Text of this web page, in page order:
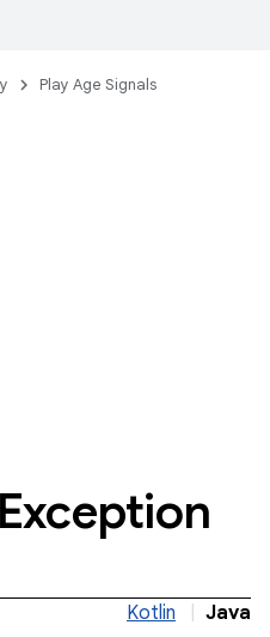
Play Age Signals
Exception
Kotlin Java